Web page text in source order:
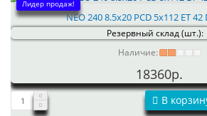
Лидер продаж!
NEO 240 8.5x20 PCD 5x112 ET 42
Резервный склад (шт.):
Наличие:
18360р.
В